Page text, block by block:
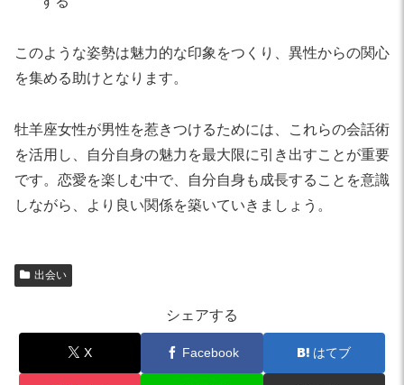
このような姿勢は魅力的な印象をつくり、異性からの関心
を集める助けとなります。
牡羊座女性が男性を惹きつけるためには、これらの会話術
を活用し、自分自身の魅力を最大限に引き出すことが重要
です。恋愛を楽しむ中で、自分自身も成長することを意識
しながら、より良い関係を築いていきましょう。
出会い
シェアする
X Facebook はてブ